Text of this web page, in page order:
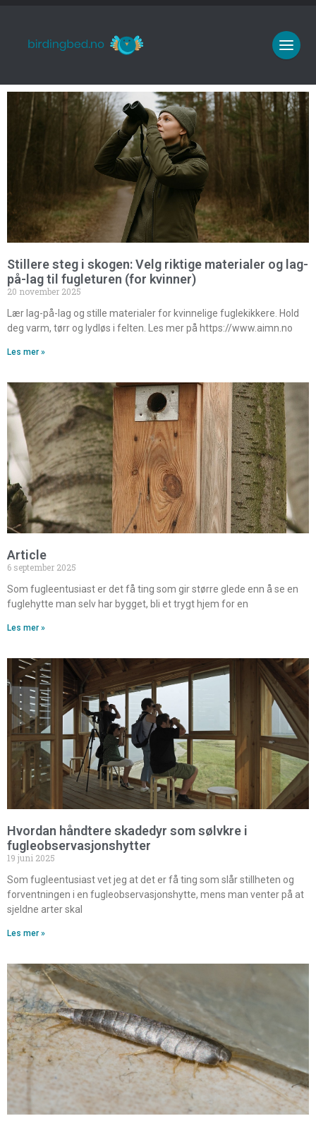
Stillere steg i skogen: Velg riktige materialer og lag-
på-lag til fugleturen (for kvinner)
20 november 2025
Lær lag-på-lag og stille materialer for kvinnelige fuglekikkere. Hold
deg varm, tørr og lydløs i felten. Les mer på https://www.aimn.no
Les mer »
Article
6 september 2025
Som fugleentusiast er det få ting som gir større glede enn å se en
fuglehytte man selv har bygget, bli et trygt hjem for en
Les mer »
Hvordan håndtere skadedyr som sølvkre i
fugleobservasjonshytter
19 juni 2025
Som fugleentusiast vet jeg at det er få ting som slår stillheten og
forventningen i en fugleobservasjonshytte, mens man venter på at
sjeldne arter skal
Les mer »